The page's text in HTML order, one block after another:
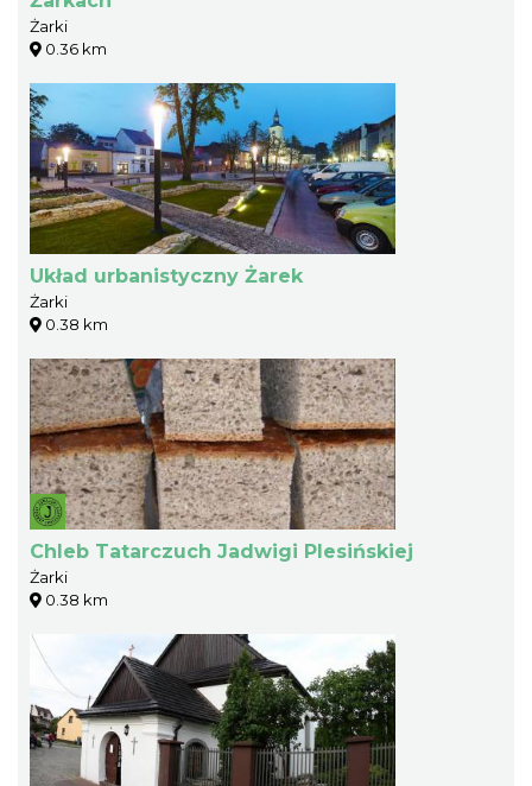
Żarki
0.36 km
Układ urbanistyczny Żarek
Żarki
0.38 km
Chleb Tatarczuch Jadwigi Plesińskiej
Żarki
0.38 km